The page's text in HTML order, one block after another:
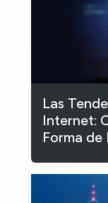
Las
Internet:
Forma